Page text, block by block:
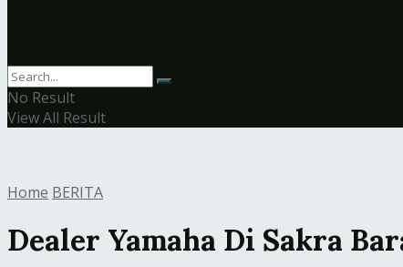
No Result
View All Result
Home BERITA
Dealer Yamaha Di Sakra